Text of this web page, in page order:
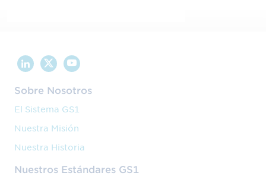
Sobre Nosotros
El Sistema GS1
Nuestra Misión
Nuestra Historia
Nuestros Estándares GS1